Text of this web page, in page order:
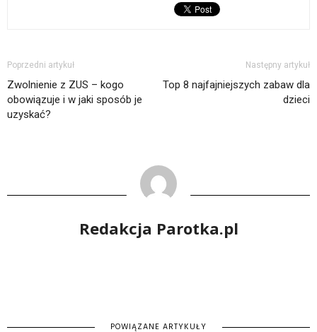
Poprzedni artykuł
Zwolnienie z ZUS – kogo
obowiązuje i w jaki sposób je
uzyskać?
Następny artykuł
Top 8 najfajniejszych zabaw dla
dzieci
Redakcja Parotka.pl
POWIĄZANE ARTYKUŁY